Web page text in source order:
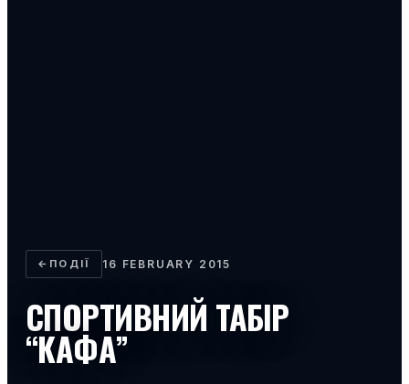
← ПОДІЇ 16 FEBRUARY 2015
СПОРТИВНИЙ ТАБІР
“КАФА”